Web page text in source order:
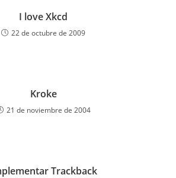
I love Xkcd
22 de octubre de 2009
Kroke
21 de noviembre de 2004
Trackback